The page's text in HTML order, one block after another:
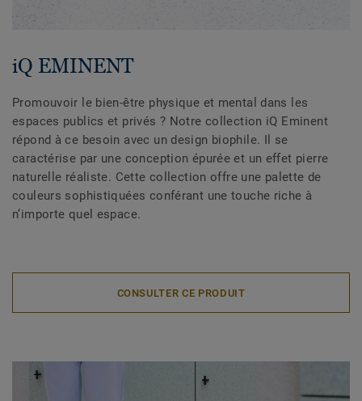
iQ EMINENT
Promouvoir le bien-être physique et mental dans les
espaces publics et privés ? Notre collection iQ Eminent
répond à ce besoin avec un design biophile. Il se
caractérise par une conception épurée et un effet pierre
naturelle réaliste. Cette collection offre une palette de
couleurs sophistiquées conférant une touche riche à
n’importe quel espace.
CONSULTER CE PRODUIT